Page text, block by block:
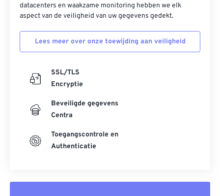
datacenters en waakzame monitoring hebben we elk
aspect van de veiligheid van uw gegevens gedekt.
Lees meer over onze toewijding aan veiligheid
SSL/TLS
Encryptie
Beveiligde gegevens
Centra
Toegangscontrole en
Authenticatie